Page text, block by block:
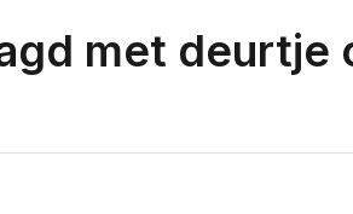
met deurtje